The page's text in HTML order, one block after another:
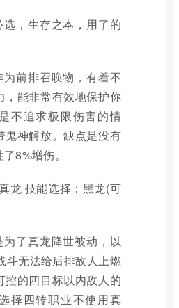
选，生存之本，用了的
为前排召唤物，有着不
，能非常有效地保护你
不追求极限伤害的情
鬼神解放。缺点是没有
8%增伤。
龙 技能选择：黑龙(可
了真龙降世被动，以
斗无法给后排敌人上燃
控的四目标以内敌人的
择四转职业不使用真